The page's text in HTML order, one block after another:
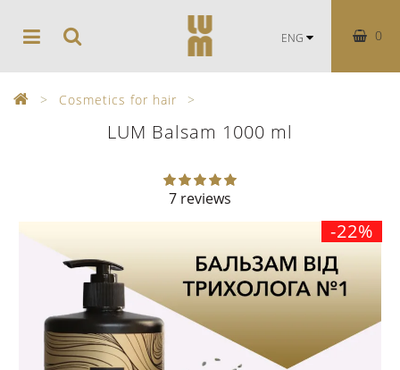
0
ENG
Cosmetics for hair
LUM Balsam 1000 ml
7 reviews
-22%